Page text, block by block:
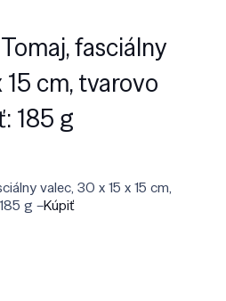
fasciálny
15 cm, tvarovo
185 g
valec, 30 x 15 x 15 cm,
g –Kúpiť